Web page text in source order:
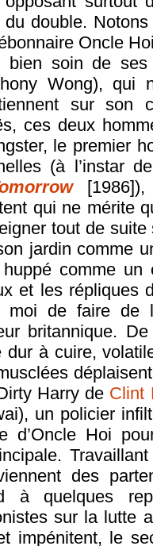
du double.
Oncle
soin de ses
Wong), qui
sur son
ces deux
le premier
(à l’instar
qui ne mérite
tout de
jardin comme
comme un
et les répliques
moi de faire de
britannique.
dur à cuire,
Harry de Clint
un policier
d’Oncle Hoi
des
à quelques
sur la lutte
impénitent, le